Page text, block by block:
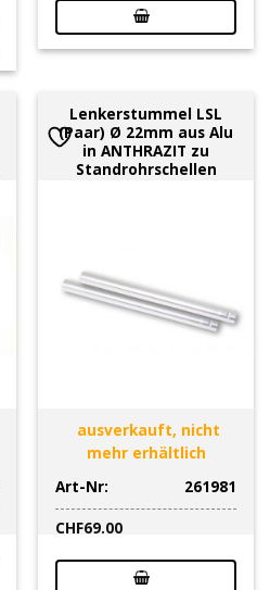
Lenkerstummel LSL
(Paar) Ø 22mm aus Alu
in ANTHRAZIT zu
Standrohrschellen
ausverkauft, nicht
mehr erhältlich
Art-Nr:
261981
CHF69.00